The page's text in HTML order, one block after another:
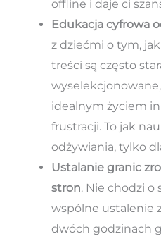
offline i daje ci
Edukacja cyfrowa
z dziećmi o tym, jak
treści są często
idealnym życiem
frustracji. To jak
odżywiania, tylko
Ustalanie granic
stron. Nie chodzi o
wspólne ustalenie
dwóch godzinach